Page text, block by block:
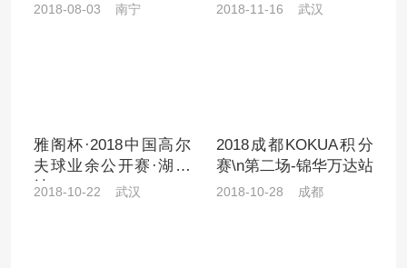
2018-08-03 南宁 2018-11-16 武汉
雅阁杯·2018中国高尔
夫球业余公开赛·湖北
站
2018-10-22 武汉
2018成都KOKUA积分
赛\n第二场-锦华万达站
2018-10-28 成都